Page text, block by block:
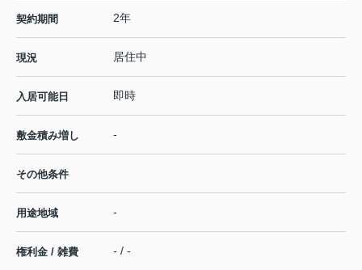
契約期間 2年
現況 居住中
入居可能日 即時
敷金積み増し -
その他条件
用途地域 -
権利金 / 雑費 - / -